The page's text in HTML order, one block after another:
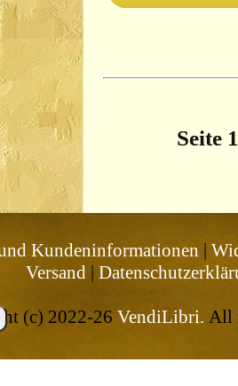
Seite
Kundeninformationen |
Versand|
(c) 2022-26 VendiLibri. All